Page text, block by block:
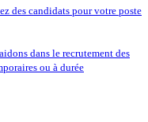
des candidats pour votre poste
dans le recrutement des
ou à durée